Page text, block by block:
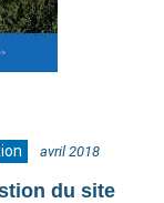
avril 2018
du site